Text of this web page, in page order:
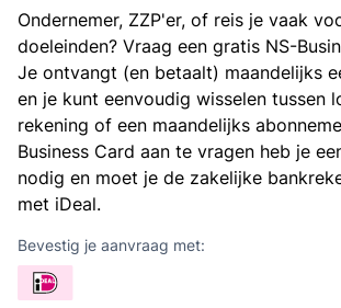
Ondernemer, ZZP'er, of reis je vaak
doeleinden? Vraag een gratis NS-
Je ontvangt (en betaalt) maandelijks
en je kunt eenvoudig wisselen tussen
rekening of een maandelijks
Business Card aan te vragen heb je
nodig en moet je de zakelijke
met iDeal.
Bevestig je aanvraag met: